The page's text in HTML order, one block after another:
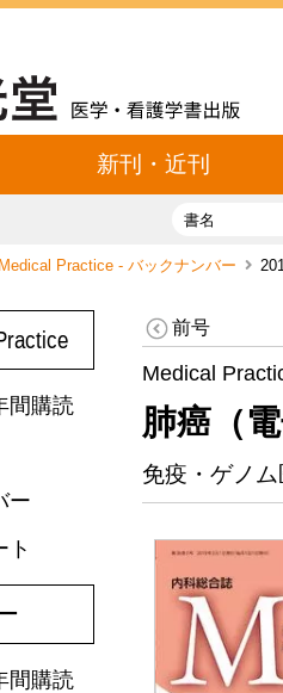
新刊・近刊
書名
Medical Practice - バックナンバー
間購読
ー
ト
間購読
前号
Medical
肺癌（
免疫・ゲノ